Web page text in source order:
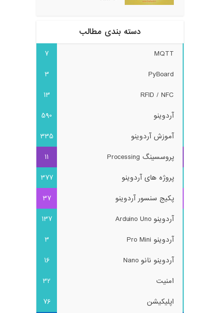
دسته بندی مطالب
MQTT
7
PyBoard
3
RFID / NFC
13
آردوینو
590
آموزش آردوینو
335
پروسسینگ Processing
11
پروژه های آردوینو
377
پکیج سنسور آردوینو
37
آردوینو Arduino Uno
137
آردوینو Pro Mini
3
آردوینو نانو Nano
16
امنیت
32
اپلیکیشن
76